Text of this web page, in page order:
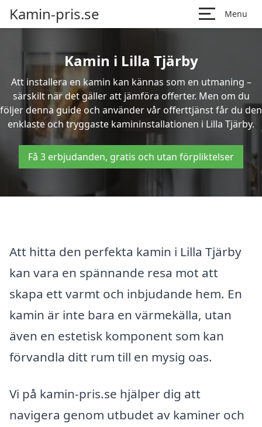
Kamin-pris.se Menu
Kamin i Lilla Tjärby
Att installera en kamin kan kännas som en utmaning –
särskilt när det gäller att jämföra offerter. Men om du
följer denna guide och använder vår offerttjänst får du den
enklaste och tryggaste kamininstallationen i Lilla Tjärby.
Få 3 erbjudanden, gratis och utan förpliktelser
Att hitta den perfekta kamin i Lilla Tjärby
kan vara en spännande resa mot att
skapa ett varmt och inbjudande hem. En
kamin är inte bara en värmekälla, utan
även en estetisk komponent som kan
förvandla ditt rum till en mysig oas.
Vi på kamin-pris.se hjälper dig att
navigera genom utbudet av kaminer och